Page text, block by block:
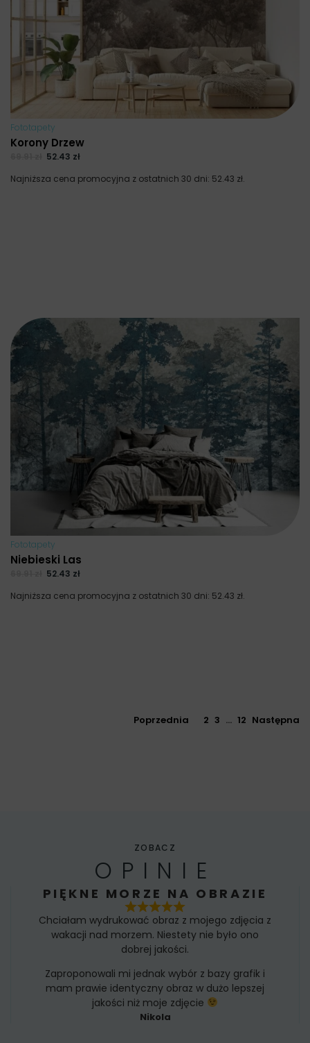
Fototapety
Korony Drzew
52.43 zł
Najniższa cena promocyjna z ostatnich 30 dni: 52.43 zł.
Fototapety
Niebieski Las
52.43 zł
Najniższa cena promocyjna z ostatnich 30 dni: 52.43 zł.
Poprzednia 2 3 … 12 Następna
ZOBACZ
OPINIE
PIĘKNE MORZE NA OBRAZIE
Chciałam wydrukować obraz z mojego zdjęcia z
wakacji nad morzem. Niestety nie było ono
dobrej jakości.
Zaproponowali mi jednak wybór z bazy grafik i
mam prawie identyczny obraz w dużo lepszej
jakości niż moje zdjęcie
Nikola